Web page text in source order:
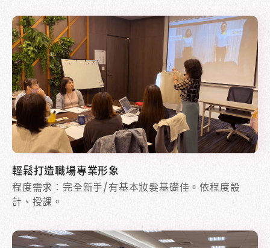
輕鬆打造職場專業形象
程度需求：完全新手/有基本妝髮基礎佳。依程度設
計、授課。